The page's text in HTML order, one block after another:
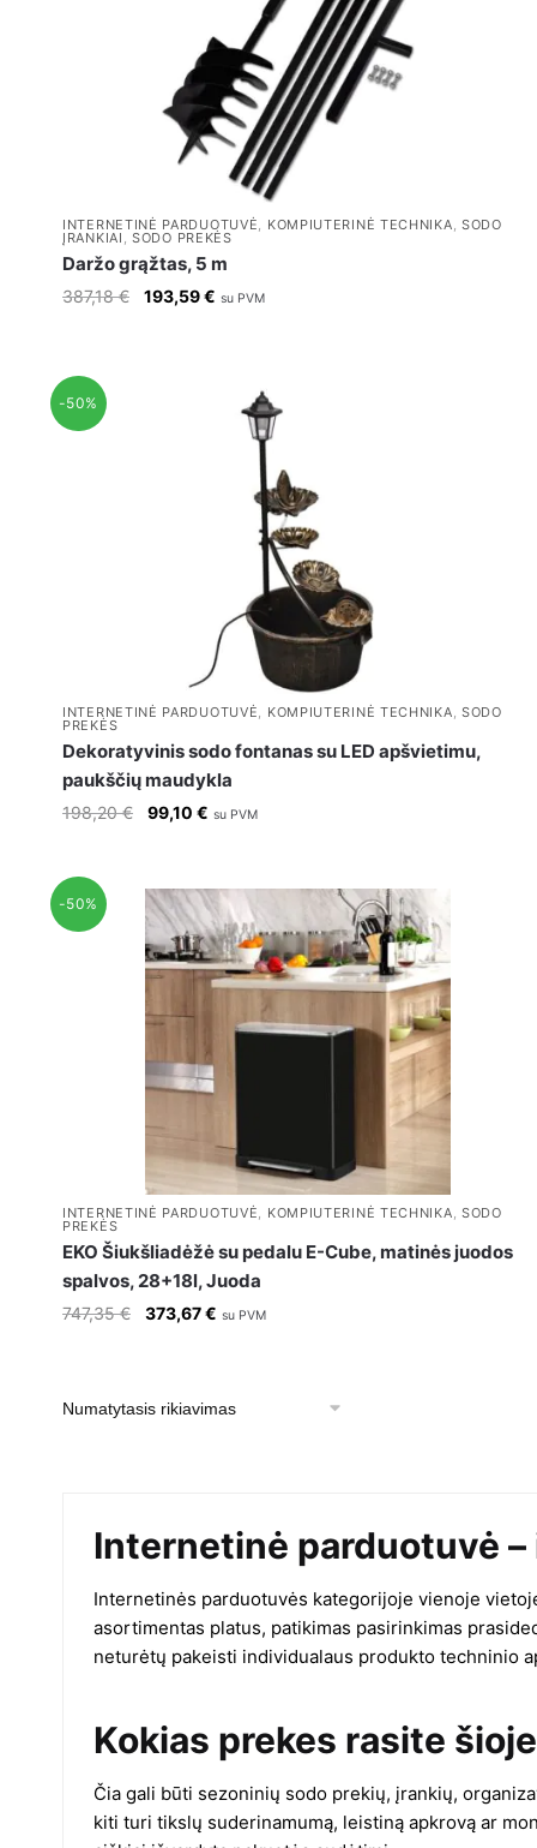
INTERNETINĖ PARDUOTUVĖ, KOMPIUTERINĖ TECHNIKA, SODO
ĮRANKIAI ,SODO PREKĖS
Daržo grąžtas, 5 m
387,18€
Original
193,59€ Current
su PVM
-50%
INTERNETINĖ PARDUOTUVĖ, KOMPIUTERINĖ TECHNIKA, SODO
PREKĖS
Dekoratyvinis sodo fontanas su LED apšvietimu,
paukščių maudykla
198,20€
Original
198,20 €.
99,10 € Current
99,10 €.
su PVM
-50%
INTERNETINĖ PARDUOTUVĖ, KOMPIUTERINĖ TECHNIKA, SODO
PREKĖS
EKO Šiukšliadėžė su pedalu E-Cube, matinės juodos
spalvos, 28+18l, Juoda
747,35€
Original
373,67€ Current
su PVM
Internetinė parduotuvė
Internetinės parduotuvės kategorijoje vienoje
asortimentas platus, patikimas pasirinkimas
neturėtų pakeisti individualaus produkto techninio
Kokias prekes rasite
Čia gali būti sezoninių sodo prekių, įrankių,
kiti turi tikslų suderinamumą, leistiną apkrovą ar